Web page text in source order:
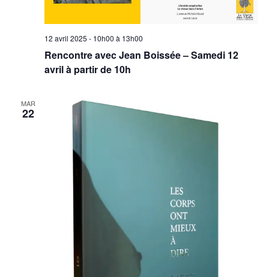
Rencontre avec Jean Boissée – Samedi 12
avril à partir de 10h
12 avril 2025 - 10h00 à 13h00
MAR
22